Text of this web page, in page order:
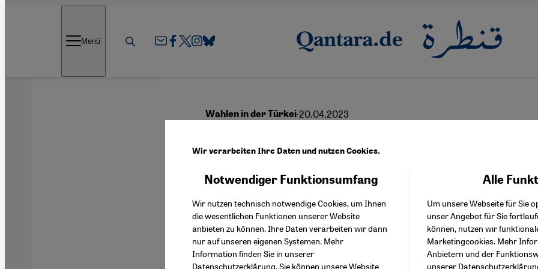
Menü
Wahlen in der Türkei·20.04.2023
Wer sind Erdogans
Deutsch English عربي
Wir verarbeiten Ihre Daten und nutzen Cookies.
Notwendiger Funktionsumfang
Wir nutzen technisch notwendige Cookies, um Ihnen
die wesentlichen Funktionen unserer Website
anbieten zu können. Ihre Daten verarbeiten wir dann
nur auf unseren eigenen Systemen. Mehr
Information finden Sie in unserer
Datenschutzerklärung. Sie können unsere Website
Alle
Um unsere Webseite für Sie
unser Angebot für Sie
können, nutzen wir
Marketingcookies. Mehr
Anbietern und der
unserer
Facebook Embed /
Twitter Embed
Instagram Embed
Youtube Embed
Google Maps Embed